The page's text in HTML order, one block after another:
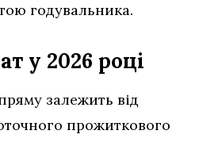
годувальника.
у 2026 році
залежить від
прожиткового